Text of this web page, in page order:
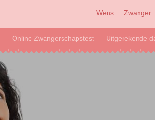
Wens Zwanger
Online Zwangerschapstest Uitgerekende